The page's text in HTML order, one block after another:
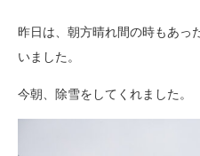
昨日は、朝方晴れ間の時もあっ
いました。
今朝、除雪をしてくれました。